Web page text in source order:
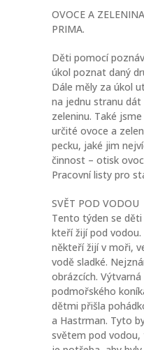
FACEBOOK
INSTAGRAM
OVOCE A
PRIMA.
Děti pomocí
úkol poznat daný
Dále měly za úkol
na jednu stranu
zeleninu. Také
určité ovoce a
pecku, jaké jim
činnost – otisk
Pracovní listy pro
SVĚT POD VODOU
Tento týden se děti
kteří žijí pod vodou.
někteří žijí v moři,
vodě sladké.
obrázcích.
podmořského
dětmi přišla
a Hastrman. Tyto
světem pod vodou,